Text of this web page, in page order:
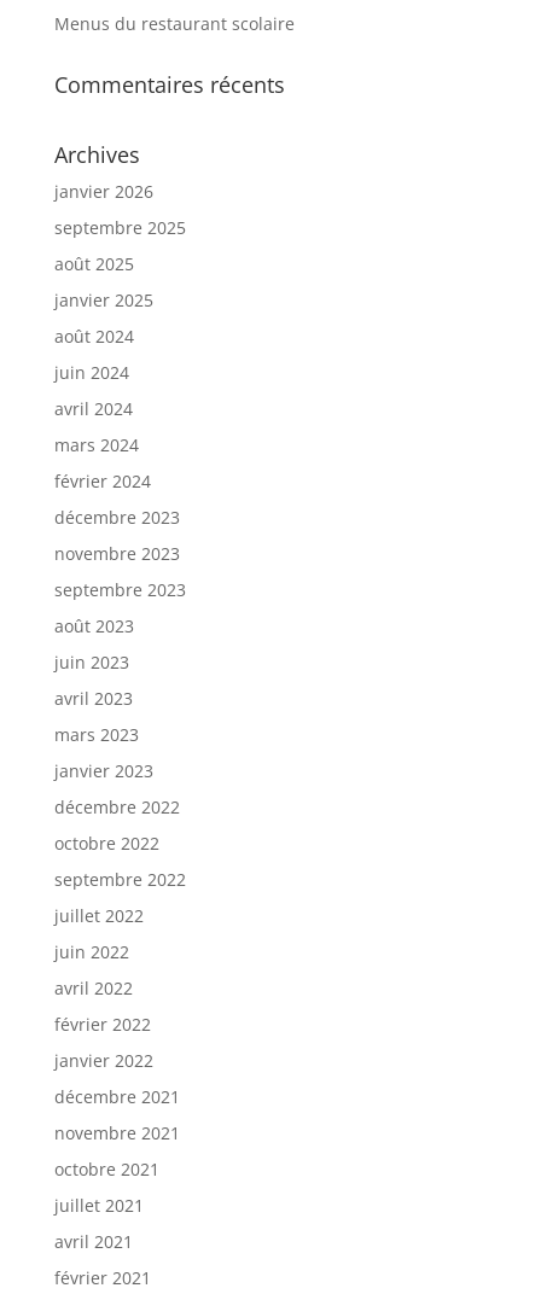
Menus du restaurant scolaire
Commentaires récents
Archives
janvier 2026
septembre 2025
août 2025
janvier 2025
août 2024
juin 2024
avril 2024
mars 2024
février 2024
décembre 2023
novembre 2023
septembre 2023
août 2023
juin 2023
avril 2023
mars 2023
janvier 2023
décembre 2022
octobre 2022
septembre 2022
juillet 2022
juin 2022
avril 2022
février 2022
janvier 2022
décembre 2021
novembre 2021
octobre 2021
juillet 2021
avril 2021
février 2021